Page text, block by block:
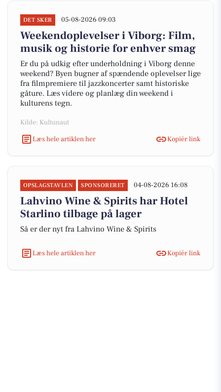
DET SKER 05-08-2026 09:03
Weekendoplevelser i Viborg: Film,
musik og historie for enhver smag
Er du på udkig efter underholdning i Viborg denne
weekend? Byen bugner af spændende oplevelser lige
fra filmpremiere til jazzkoncerter samt historiske
gåture. Læs videre og planlæg din weekend i
kulturens tegn.
Kilde: Kultunaut
Læs hele artiklen her
Kopiér link
OPSLAGSTAVLEN SPONSORERET 04-08-2026 16:08
Lahvino Wine & Spirits har Hotel
Starlino tilbage på lager
Så er der nyt fra Lahvino Wine & Spirits
Læs hele artiklen her Kopiér link